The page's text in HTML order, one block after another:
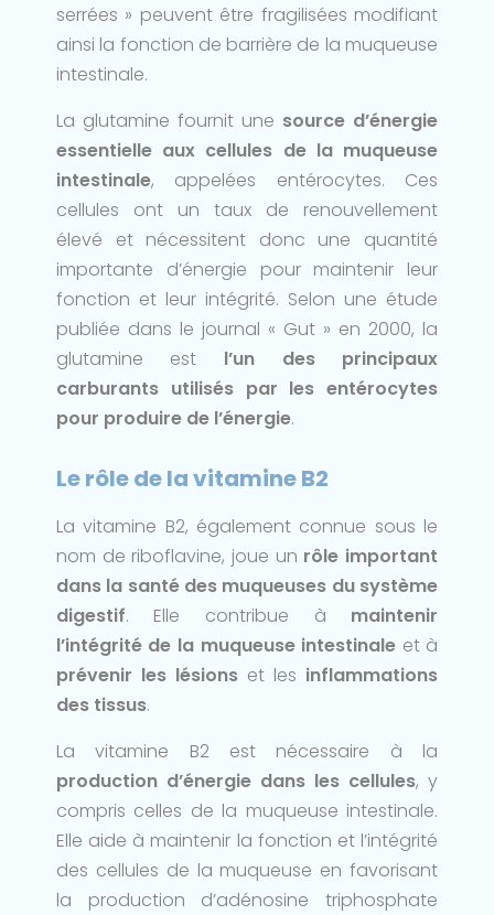
serrées » peuvent être fragilisées modifiant
ainsi la fonction de barrière de la muqueuse
intestinale.
La glutamine fournit une source d’énergie
essentielle aux cellules de la muqueuse
intestinale, appelées entérocytes. Ces
cellules ont un taux de renouvellement
élevé et nécessitent donc une quantité
importante d’énergie pour maintenir leur
fonction et leur intégrité. Selon une étude
publiée dans le journal « Gut » en 2000, la
glutamine est l’un des principaux
carburants utilisés par les entérocytes
pour produire de l’énergie.
Le rôle de la vitamine B2
La vitamine B2, également connue sous le
nom de riboflavine, joue un rôle important
dans la santé des muqueuses du système
digestif. Elle contribue à maintenir
l’intégrité de la muqueuse intestinale et à
prévenir les lésionset les inflammations
des tissus.
La vitamine B2 est nécessaire à la
production d’énergie dans les cellules, y
compris celles de la muqueuse intestinale.
Elle aide à maintenir la fonction et l’intégrité
des cellules de la muqueuse en favorisant
la production d’adénosine triphosphate